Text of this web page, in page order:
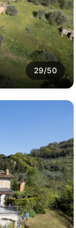
29/50